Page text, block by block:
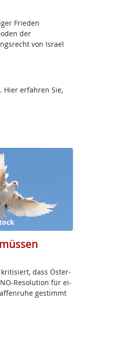
Frieden
der
von Israel
Hier erfahren Sie,
kri­ti­siert, dass Ös­t­er­
Re­so­lu­ti­on für ei­
ge­stimmt